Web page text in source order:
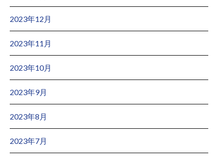
2023年12月
2023年11月
2023年10月
2023年9月
2023年8月
2023年7月